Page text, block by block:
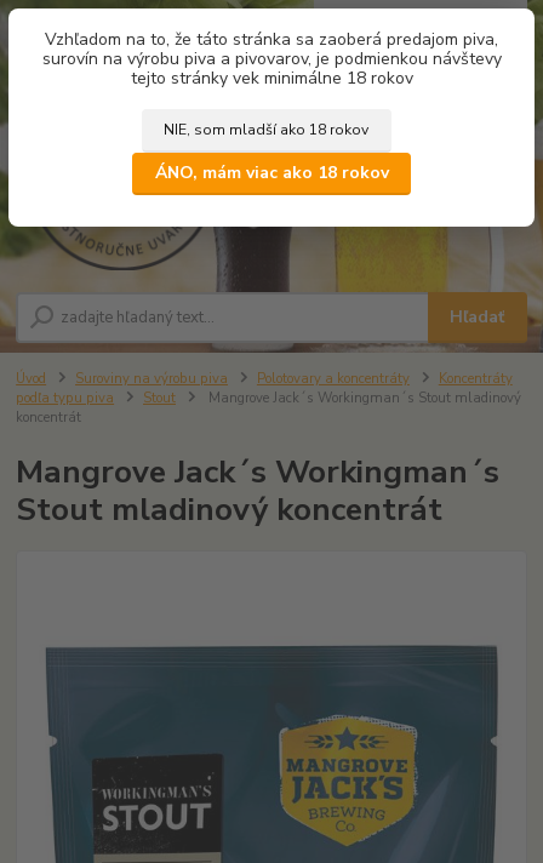
Vzhľadom na to, že táto stránka sa zaoberá predajom piva,
surovín na výrobu piva a pivovarov, je podmienkou návštevy
tejto stránky vek minimálne 18 rokov
NIE, som mladší ako 18 rokov
ÁNO, mám viac ako 18 rokov
Hľadať
za0,00 €
Úvod Suroviny na výrobu piva Polotovary a koncentráty
Koncentráty
podľa typu piva
Stout
Mangrove Jack´s Workingman´s Stout mladinový
koncentrát
Mangrove Jack´s Workingman´s
Stout mladinový koncentrát